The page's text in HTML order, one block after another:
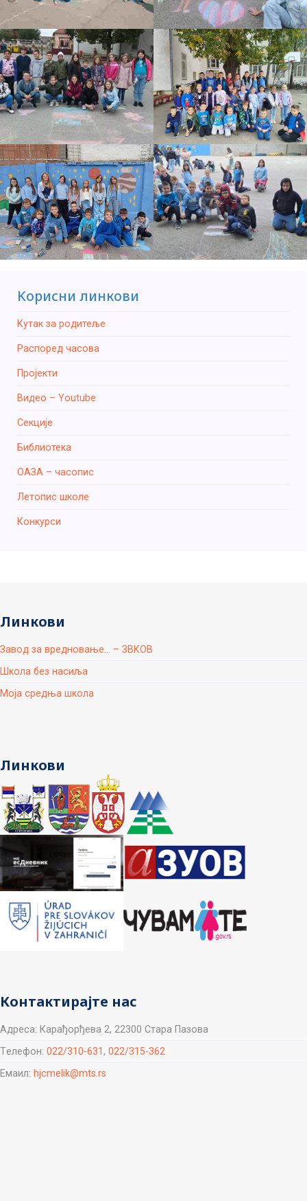
Kорисни линкови
Кутак за родитеље
Распоред часова
Пројекти
Видео – Youtube
Секције
Библиотека
ОАЗА – часопис
Летопис школе
Конкурси
Линкови
Завод за вредновање... – ЗВКОВ
Школа без насиља
Моја средња школа
Линкови
Контактирајте нас
Aдреса: Карађорђева 2, 22300 Стара Пазова
Tелефон: 022/310-631, 022/315-362
Емаил: hjcmelik@mts.rs